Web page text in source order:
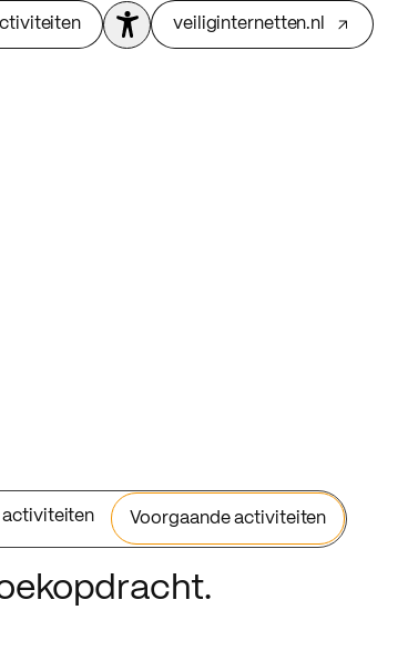
veiliginternetten.nl
activiteiten Voorgaande activiteiten